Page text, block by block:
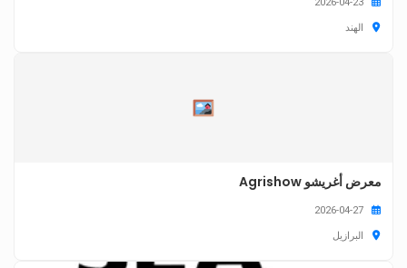
الهند
معرض أغريشو Agrishow
البرازيل